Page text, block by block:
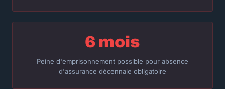
6 mois
Peine d'emprisonnement possible pour absence
d'assurance décennale obligatoire